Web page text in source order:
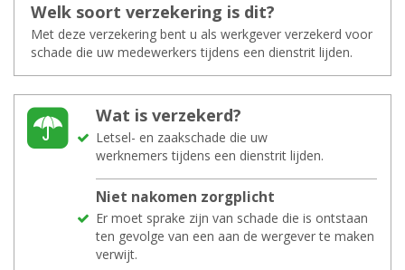
Welk soort ver­ze­ke­ring is dit?
Met deze verzekering bent u als werkgever verzekerd voor
schade die uw medewerkers tijdens een dienstrit lijden.
Wat is ver­ze­kerd?
Letsel- en zaakschade die uw
werknemers tijdens een dienstrit lijden.
Niet na­ko­men zorg­plicht
Er moet sprake zijn van schade die is ontstaan
ten gevolge van een aan de wergever te maken
verwijt.